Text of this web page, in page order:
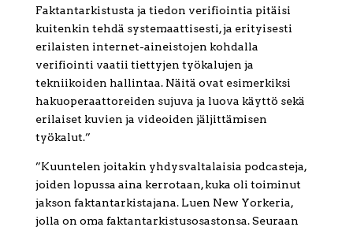
Faktantarkistusta ja tiedon verifiointia pitäisi
kuitenkin tehdä systemaattisesti, ja erityisesti
erilaisten internet-aineistojen kohdalla
verifiointi vaatii tiettyjen työkalujen ja
tekniikoiden hallintaa. Näitä ovat esimerkiksi
hakuoperaattoreiden sujuva ja luova käyttö sekä
erilaiset kuvien ja videoiden jäljittämisen
työkalut.”
”Kuuntelen joitakin yhdysvaltalaisia podcasteja,
joiden lopussa aina kerrotaan, kuka oli toiminut
jakson faktantarkistajana. Luen New Yorkeria,
jolla on oma faktantarkistusosastonsa. Seuraan